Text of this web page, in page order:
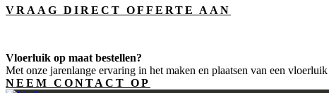
VRAAG DIRECT OFFERTE AAN
Vloerluik op maat bestellen?
Met onze jarenlange ervaring in het maken en plaatsen van een
NEEM CONTACT OP